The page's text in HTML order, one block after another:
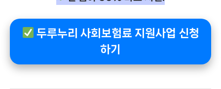
두루누리 사회보험료 지원사업 신청
하기